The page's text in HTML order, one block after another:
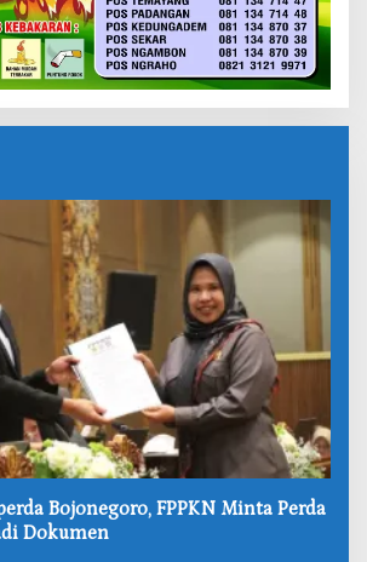
Bojonegoro, FPPKN Minta Perda
Dokumen